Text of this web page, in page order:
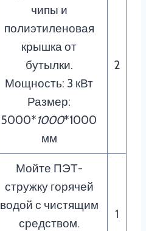
чипы и
полиэтиленовая
крышка от
бутылки.
Мощность: 3 кВт
Размер:
5000*1000*1000
мм
2
Мойте ПЭТ-
стружку горячей
водой с чистящим
средством.
1